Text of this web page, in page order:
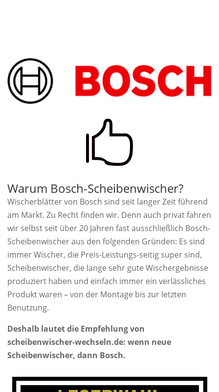

Warum Bosch-Scheibenwischer?
Wischerblätter von Bosch sind seit langer Zeit führend
am Markt. Zu Recht finden wir. Denn auch privat fahren
wir selbst seit über 20 Jahren fast ausschließlich Bosch-
Scheibenwischer aus den folgenden Gründen: Es sind
immer Wischer, die Preis-Leistungs-seitig super sind,
Scheibenwischer, die lange sehr gute Wischergebnisse
produziert haben und einfach immer ein verlässliches
Produkt waren – von der Montage bis zur letzten
Benutzung.
Deshalb lautet die Empfehlung von
scheibenwischer-wechseln.de: wenn neue
Scheibenwischer, dann Bosch.